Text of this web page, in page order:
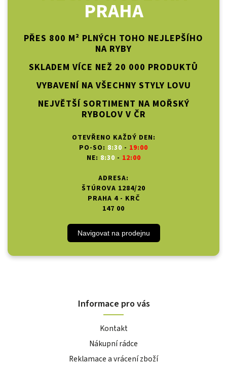
PRAHA
PŘES 800 M² PLNÝCH TOHO NEJLEPŠÍHO
NA RYBY
SKLADEM VÍCE NEŽ 20 000 PRODUKTŮ
VYBAVENÍ NA VŠECHNY STYLY LOVU
NEJVĚTŠÍ SORTIMENT NA MOŘSKÝ
RYBOLOV V ČR
OTEVŘENO KAŽDÝ DEN:
PO-SO: 8:30 - 19:00
NE: 8:30 - 12:00
ADRESA:
ŠTÚROVA 1284/20
PRAHA 4 - KRČ
147 00
Navigovat na prodejnu
Informace pro vás
Kontakt
Nákupní rádce
Reklamace a vrácení zboží